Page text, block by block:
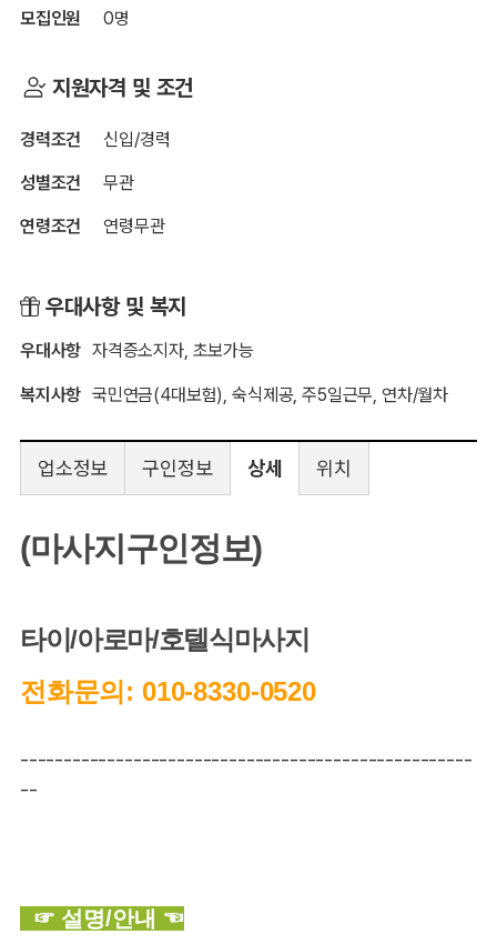
모집인원 0명
지원자격 및 조건
경력조건 신입/경력
성별조건 무관
연령조건 연령무관
우대사항 및 복지
우대사항 자격증소지자, 초보가능
복지사항 국민연금(4대보험), 숙식제공, 주5일근무, 연차/월차
업소정보 구인정보 상세 위치
(마사지구인정보)
타이/아로마/호텔식마사지
전화문의: 010-8330-0520
----------------------------------------------------
--
☞ 설명/안내 ☜